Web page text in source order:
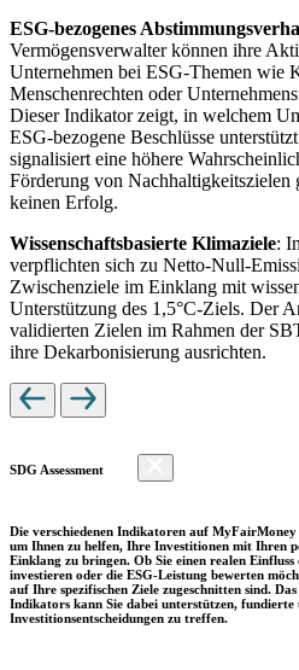
ESG-bezogenes
Vermögensverwalter können ihre
Unternehmen bei ESG-Themen wie
Menschenrechten oder
Dieser Indikator zeigt, in welchem
ESG-bezogene Beschlüsse
signalisiert eine höhere
Förderung von Nachhaltigkeitszielen
keinen Erfolg.
Wissenschaftsbasierte Klimaziele:
verpflichten sich zu Netto-Null-
Zwischenziele im Einklang mit
Unterstützung des 1,5°C-Ziels. Der
validierten Zielen im Rahmen der
ihre Dekarbonisierung ausrichten.
SDG Assessment
Die verschiedenen Indikatoren auf
um Ihnen zu helfen, Ihre Investitionen mit Ihren
Einklang zu bringen. Ob Sie einen realen
investieren oder die ESG-Leistung bewerten
auf Ihre spezifischen Ziele zugeschnitten sind.
Indikators kann Sie dabei unterstützen, fundierte
Investitionsentscheidungen zu treffen.